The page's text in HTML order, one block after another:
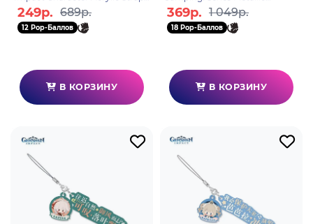
Traveller Aether 6974696616200
249р. 689р.
12 Pop-Баллов
В КОРЗИНУ
Keychain Zhongli
6975213688403
369р. 1 049р.
18 Pop-Баллов
В КОРЗИНУ